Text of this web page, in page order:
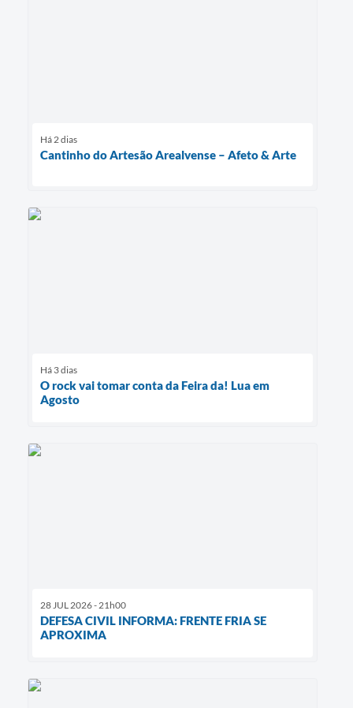
Há 2 dias
Cantinho do Artesão Arealvense – Afeto & Arte
Há 3 dias
O rock vai tomar conta da Feira da! Lua em
Agosto
28 JUL 2026 - 21h00
DEFESA CIVIL INFORMA: FRENTE FRIA SE
APROXIMA